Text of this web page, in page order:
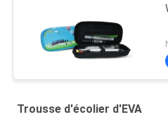
Trousse d'écolier d'EVA